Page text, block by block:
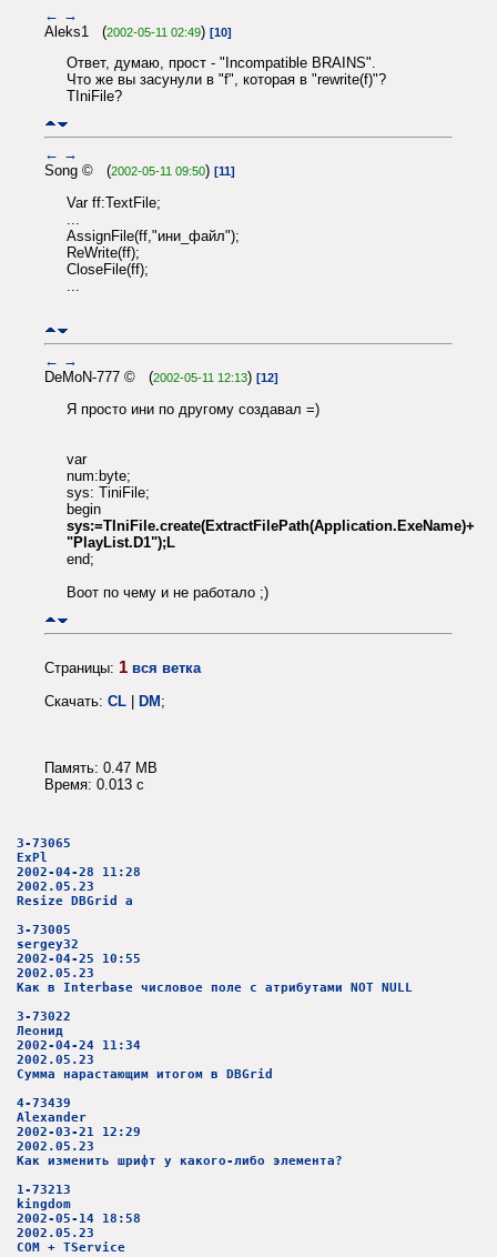
← →
Aleks1 (2002-05-11 02:49) [10]
Ответ, думаю, прост - "Incompatible BRAINS".
Что же вы засунули в "f", которая в "rewrite(f)"?
TIniFile?
← →
Song © (2002-05-11 09:50) [11]
Var ff:TextFile;
AssignFile(ff,"ини_файл");
ReWrite(ff);
CloseFile(ff);
← →
DeMoN-777 © (2002-05-11 12:13) [12]
Я просто ини по другому создавал =)
var
num:byte;
sys: TiniFile;
begin
sys:=TIniFile.create(ExtractFilePath(Application.ExeName)+
"PlayList.D1");L
end;
Воот по чему и не работало ;)
Страницы: 1 вся ветка
Скачать: CL DM ;
Память: 0.47 MB
Время: 0.013 c
3-73065
ExPl
2002-04-28 11:28
2002.05.23
Resize DBGrid а
3-73005
sergey32
2002-04-25 10:55
2002.05.23
Как в Interbase числовое поле с атрибутами NOT NULL
3-73022
Леонид
2002-04-24 11:34
2002.05.23
Сумма нарастающим итогом в DBGrid
4-73439
Alexander
2002-03-21 12:29
2002.05.23
Как изменить шрифт у какого-либо элемента?
1-73213
kingdom
2002-05-14 18:58
2002.05.23
COM + TService